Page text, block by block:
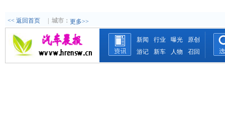
<< 返回首页 城市： 更多>>
新闻 行业 曝光
原创
游记
新车 人物 召回